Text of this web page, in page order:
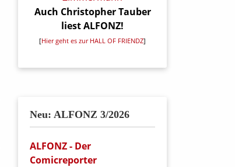
Auch Christopher Tauber
liest ALFONZ!
[Hier geht es zur HALL OF FRIENDZ]
Neu: ALFONZ 3/2026
ALFONZ - Der
Comicreporter